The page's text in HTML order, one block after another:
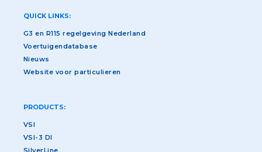
QUICK LINKS:
G3 en R115 regelgeving Nederland
Voertuigendatabase
Nieuws
Website voor particulieren
PRODUCTS:
VSI
VSI-3 DI
SilverLine